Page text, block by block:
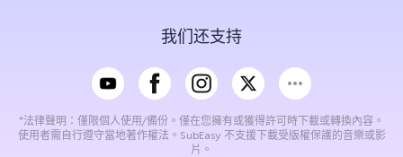
我们还支持
*法律聲明：僅限個人使用/備份。僅在您擁有或獲得許可時下載或轉換內容。
使用者需自行遵守當地著作權法。SubEasy 不支援下載受版權保護的音樂或影
片。